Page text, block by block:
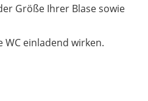
Größe Ihrer Blase sowie
einladend wirken.